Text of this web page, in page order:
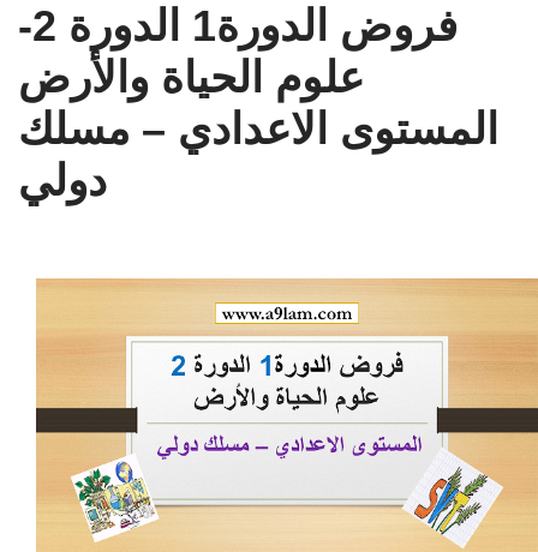
فروض الدورة1 الدورة 2-
علوم الحياة والأرض
المستوى الاعدادي – مسلك
دولي